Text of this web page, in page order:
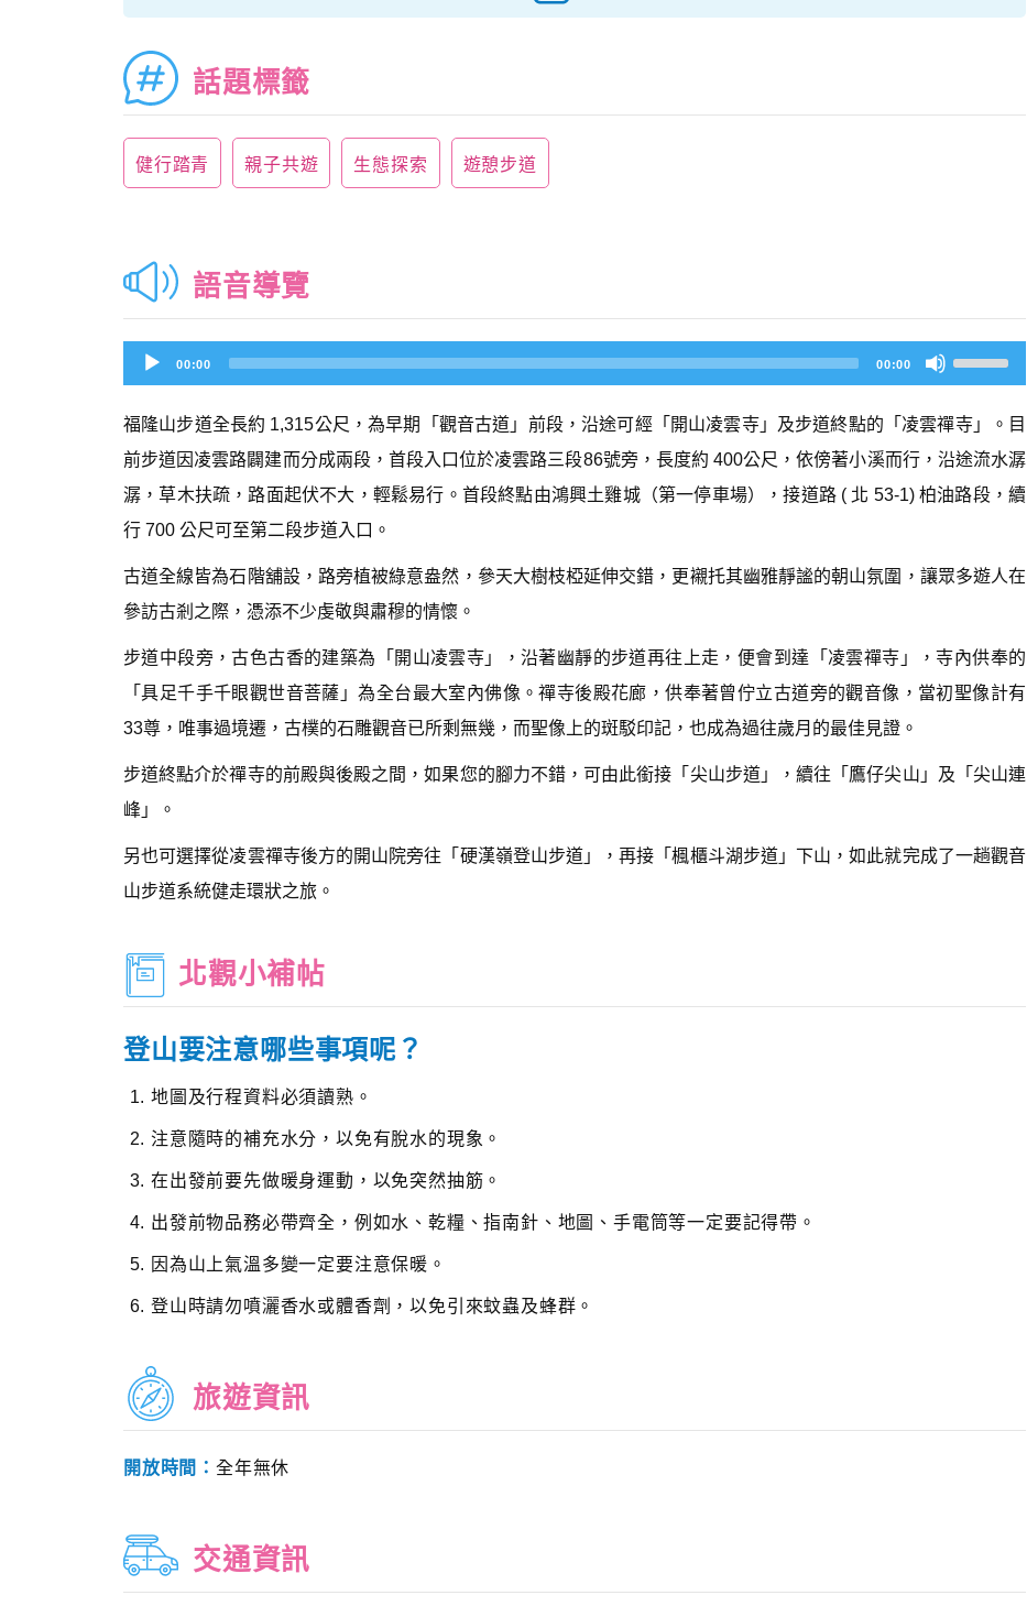
話題標籤
健行踏青 親子共遊 生態探索 遊憩步道
語音導覽
Audio
Player00:00 00:00
s
e
p/
D
o
w
n
r
o
e
y
s
t
c
a
r
福隆山步道全長約 1,315公尺，為早期「觀音古道」前段，沿途可經「開山凌雲寺」及步道終點的「凌雲禪寺」。目
前步道因凌雲路闢建而分成兩段，首段入口位於凌雲路三段86號旁，長度約 400公尺，依傍著小溪而行，沿途流水潺
潺，草木扶疏，路面起伏不大，輕鬆易行。首段終點由鴻興土雞城（第一停車場），接道路 ( 北 53-1) 柏油路段，續
行 700 公尺可至第二段步道入口。
古道全線皆為石階舖設，路旁植被綠意盎然，參天大樹枝椏延伸交錯，更襯托其幽雅靜謐的朝山氛圍，讓眾多遊人在
參訪古剎之際，憑添不少虔敬與肅穆的情懷。
步道中段旁，古色古香的建築為「開山凌雲寺」，沿著幽靜的步道再往上走，便會到達「凌雲禪寺」，寺內供奉的
「具足千手千眼觀世音菩薩」為全台最大室內佛像。禪寺後殿花廊，供奉著曾佇立古道旁的觀音像，當初聖像計有
33尊，唯事過境遷，古樸的石雕觀音已所剩無幾，而聖像上的斑駁印記，也成為過往歲月的最佳見證。
步道終點介於禪寺的前殿與後殿之間，如果您的腳力不錯，可由此銜接「尖山步道」，續往「鷹仔尖山」及「尖山連
峰」。
另也可選擇從凌雲禪寺後方的開山院旁往「硬漢嶺登山步道」，再接「楓櫃斗湖步道」下山，如此就完成了一趟觀音
山步道系統健走環狀之旅。
北觀小補帖
登山要注意哪些事項呢？
地圖及行程資料必須讀熟。
注意隨時的補充水分，以免有脫水的現象。
在出發前要先做暖身運動，以免突然抽筋。
出發前物品務必帶齊全，例如水、乾糧、指南針、地圖、手電筒等一定要記得帶。
因為山上氣溫多變一定要注意保暖。
登山時請勿噴灑香水或體香劑，以免引來蚊蟲及蜂群。
旅遊資訊
開放時間： 全年無休
交通資訊